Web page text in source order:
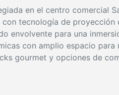
en el centro comercial
con tecnología de proyección
envolvente para una
con amplio espacio
gourmet y opciones de